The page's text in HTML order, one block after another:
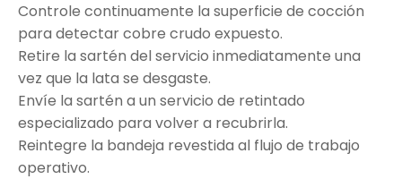
Controle continuamente la superficie de cocción
para detectar cobre crudo expuesto.
Retire la sartén del servicio inmediatamente una
vez que la lata se desgaste.
Envíe la sartén a un servicio de retintado
especializado para volver a recubrirla.
Reintegre la bandeja revestida al flujo de trabajo
operativo.